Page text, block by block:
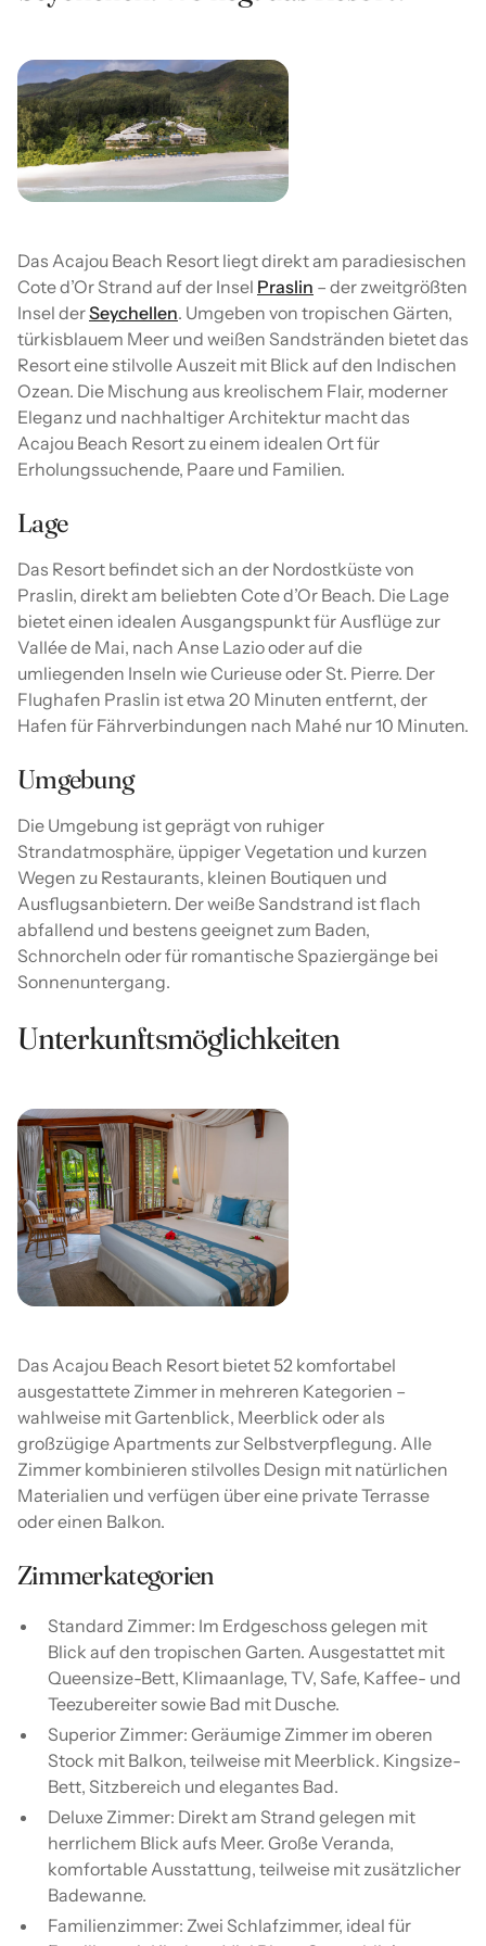
Das Acajou Beach Resort liegt direkt am paradiesischen
Cote d’Or Strand auf der Insel Praslin – der zweitgrößten
Insel derSeychellen. Umgeben von tropischen Gärten,
türkisblauem Meer und weißen Sandstränden bietet das
Resort eine stilvolle Auszeit mit Blick auf den Indischen
Ozean. Die Mischung aus kreolischem Flair, moderner
Eleganz und nachhaltiger Architektur macht das
Acajou Beach Resort zu einem idealen Ort für
Erholungssuchende, Paare und Familien.
Lage
Das Resort befindet sich an der Nordostküste von
Praslin, direkt am beliebten Cote d’Or Beach. Die Lage
bietet einen idealen Ausgangspunkt für Ausflüge zur
Vallée de Mai, nach Anse Lazio oder auf die
umliegenden Inseln wie Curieuse oder St. Pierre. Der
Flughafen Praslin ist etwa 20 Minuten entfernt, der
Hafen für Fährverbindungen nach Mahé nur 10 Minuten.
Umgebung
Die Umgebung ist geprägt von ruhiger
Strandatmosphäre, üppiger Vegetation und kurzen
Wegen zu Restaurants, kleinen Boutiquen und
Ausflugsanbietern. Der weiße Sandstrand ist flach
abfallend und bestens geeignet zum Baden,
Schnorcheln oder für romantische Spaziergänge bei
Sonnenuntergang.
Unterkunftsmöglichkeiten
Das Acajou Beach Resort bietet 52 komfortabel
ausgestattete Zimmer in mehreren Kategorien –
wahlweise mit Gartenblick, Meerblick oder als
großzügige Apartments zur Selbstverpflegung. Alle
Zimmer kombinieren stilvolles Design mit natürlichen
Materialien und verfügen über eine private Terrasse
oder einen Balkon.
Zimmerkategorien
Standard Zimmer: Im Erdgeschoss gelegen mit
Blick auf den tropischen Garten. Ausgestattet mit
Queensize-Bett, Klimaanlage, TV, Safe, Kaffee- und
Teezubereiter sowie Bad mit Dusche.
Superior Zimmer: Geräumige Zimmer im oberen
Stock mit Balkon, teilweise mit Meerblick. Kingsize-
Bett, Sitzbereich und elegantes Bad.
Deluxe Zimmer: Direkt am Strand gelegen mit
herrlichem Blick aufs Meer. Große Veranda,
komfortable Ausstattung, teilweise mit zusätzlicher
Badewanne.
Familienzimmer: Zwei Schlafzimmer, ideal für